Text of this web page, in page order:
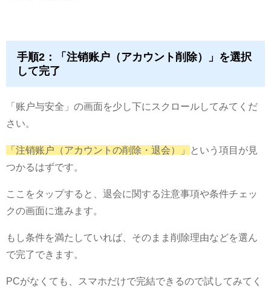
手順2：「注销账户（アカウント削除）」を選択
して完了
「账户与安全」の画面を少し下にスクロールしてみてくだ
さい。
「注销账户（アカウントの削除・退会）」
という項目が見
つかるはずです。
ここをタップすると、退会に関する注意事項や条件チェッ
クの画面に進みます。
もし条件を満たしていれば、そのまま削除理由などを選ん
で完了できます。
PCがなくても、スマホだけで完結できるので試してみてく